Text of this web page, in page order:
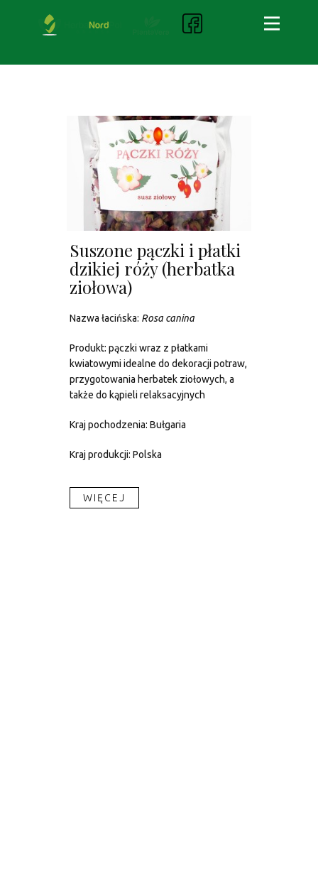
Suszone pączki i płatki
dzikiej róży (herbatka
ziołowa)
Nazwa łacińska: Rosa canina
Produkt: pączki wraz z płatkami
kwiatowymi idealne do dekoracji potraw,
przygotowania herbatek ziołowych, a
także do kąpieli relaksacyjnych
Kraj pochodzenia: Bułgaria
Kraj produkcji: Polska
WIĘCEJ​